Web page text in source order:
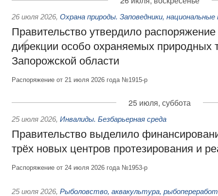
26 июля 2026, Охрана природы. Заповедники, национальные
Правительство утвердило
дирекции особо охраняемых природных
Запорожской области
Распоряжение от 21 июля 2026 года №1915-р
25 июля, суббота
25 июля 2026, Инвалиды. Безбарьерная среда
Правительство выделило
трёх новых центров протезирования и
Распоряжение от 24 июля 2026 года №1953-р
25 июля 2026, Рыболовство, аквакультура,